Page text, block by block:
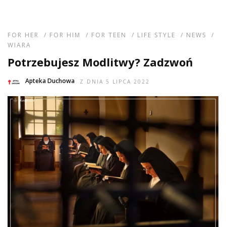
FOR HER / FOR HIM / FOR TEEN / LIFE STYLE / NEWS
/
WIARA
Potrzebujesz Modlitwy? Zadzwoń
Apteka Duchowa Z DNIA 5 LIPCA 2022